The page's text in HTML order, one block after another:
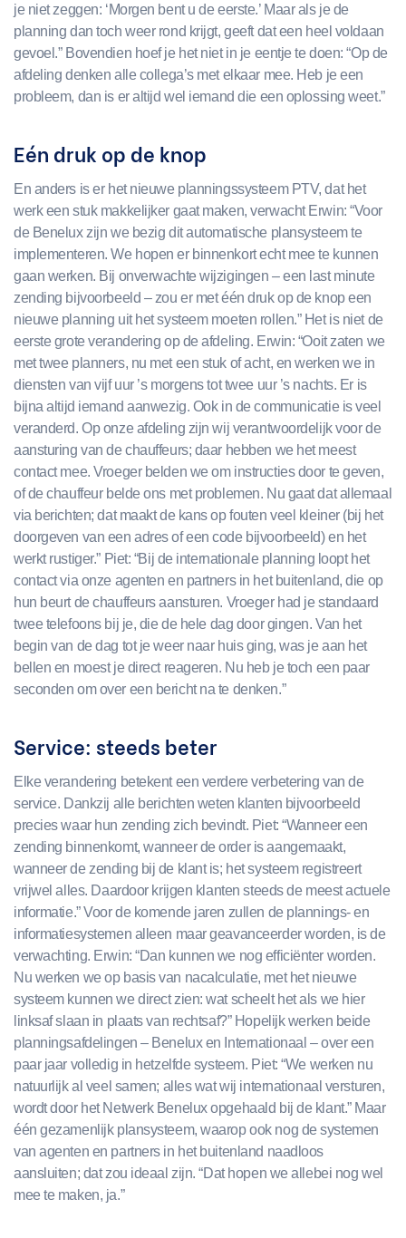
je niet zeggen: ‘Morgen bent u de eerste.’ Maar als je de
planning dan toch weer rond krijgt, geeft dat een heel voldaan
gevoel.” Bovendien hoef je het niet in je eentje te doen: “Op de
afdeling denken alle collega’s met elkaar mee. Heb je een
probleem, dan is er altijd wel iemand die een oplossing weet.”
Eén druk op de knop
En anders is er het nieuwe planningssysteem PTV, dat het
werk een stuk makkelijker gaat maken, verwacht Erwin: “Voor
de Benelux zijn we bezig dit automatische plansysteem te
implementeren. We hopen er binnenkort echt mee te kunnen
gaan werken. Bij onverwachte wijzigingen – een last minute
zending bijvoorbeeld – zou er met één druk op de knop een
nieuwe planning uit het systeem moeten rollen.” Het is niet de
eerste grote verandering op de afdeling. Erwin: “Ooit zaten we
met twee planners, nu met een stuk of acht, en werken we in
diensten van vijf uur ’s morgens tot twee uur ’s nachts. Er is
bijna altijd iemand aanwezig. Ook in de communicatie is veel
veranderd. Op onze afdeling zijn wij verantwoordelijk voor de
aansturing van de chauffeurs; daar hebben we het meest
contact mee. Vroeger belden we om instructies door te geven,
of de chauffeur belde ons met problemen. Nu gaat dat allemaal
via berichten; dat maakt de kans op fouten veel kleiner (bij het
doorgeven van een adres of een code bijvoorbeeld) en het
werkt rustiger.” Piet: “Bij de internationale planning loopt het
contact via onze agenten en partners in het buitenland, die op
hun beurt de chauffeurs aansturen. Vroeger had je standaard
twee telefoons bij je, die de hele dag door gingen. Van het
begin van de dag tot je weer naar huis ging, was je aan het
bellen en moest je direct reageren. Nu heb je toch een paar
seconden om over een bericht na te denken.”
Service: steeds beter
Elke verandering betekent een verdere verbetering van de
service. Dankzij alle berichten weten klanten bijvoorbeeld
precies waar hun zending zich bevindt. Piet: “Wanneer een
zending binnenkomt, wanneer de order is aangemaakt,
wanneer de zending bij de klant is; het systeem registreert
vrijwel alles. Daardoor krijgen klanten steeds de meest actuele
informatie.” Voor de komende jaren zullen de plannings- en
informatiesystemen alleen maar geavanceerder worden, is de
verwachting. Erwin: “Dan kunnen we nog efficiënter worden.
Nu werken we op basis van nacalculatie, met het nieuwe
systeem kunnen we direct zien: wat scheelt het als we hier
linksaf slaan in plaats van rechtsaf?” Hopelijk werken beide
planningsafdelingen – Benelux en Internationaal – over een
paar jaar volledig in hetzelfde systeem. Piet: “We werken nu
natuurlijk al veel samen; alles wat wij internationaal versturen,
wordt door het Netwerk Benelux opgehaald bij de klant.” Maar
één gezamenlijk plansysteem, waarop ook nog de systemen
van agenten en partners in het buitenland naadloos
aansluiten; dat zou ideaal zijn. “Dat hopen we allebei nog wel
mee te maken, ja.”